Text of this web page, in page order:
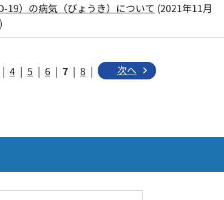
19）の病気（びょうき）について (2021年11月
)
| 4 | 5 | 6 | 7 | 8 | 次へ